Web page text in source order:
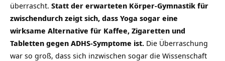
überrascht. Statt der erwarteten Körper-Gymnastik für
zwischendurch zeigt sich, dass Yoga sogar eine
wirksame Alternative für Kaffee, Zigaretten und
Tabletten gegen ADHS-Symptome ist. Die Überraschung
war so groß, dass sich inzwischen sogar die Wissenschaft